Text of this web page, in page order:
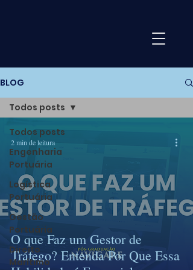
BLOG
Todos posts
Engenharia
Portuária
Logística
Portuária
Gestão
Portuária
Direito
Marítimo
Todos posts
O que Faz um Gestor de
Tráfego? Entenda Por Que Essa
2 min de leitura